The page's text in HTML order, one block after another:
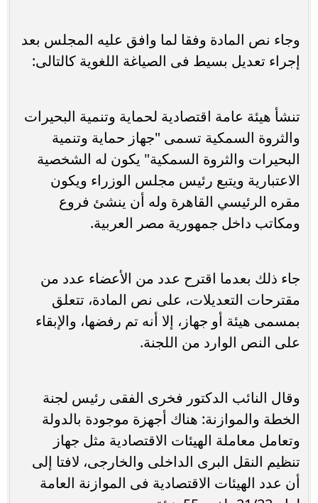
وجاء نص المادة وفقا لما وافق عليه المجلس بعد
إجراء تعديل بسيط فى الصياغة اللغوية كالتالى:
تنشأ هيئة عامة اقتصادية لحماية وتنمية البحيرات
والثروة السمكية تسمى "جهاز حماية وتنمية
البحيرات والثروة السمكية" يكون له الشخصية
الاعتبارية ويتبع رئيس مجلس الوزراء ويكون
مقره الرئيسي القاهرة وله أن ينشئ فروع
ومكاتب داخل جمهورية مصر العربية.
جاء ذلك بعدما اقترح عدد من الأعضاء عدد من
مقترحات التعديلات، على نص المادة، تتعلق
بمسمى هيئة أو جهاز، إلا أنه تم رفضها، والإبقاء
على النص الوارد من اللجنة.
وقال النائب الدكتور فخرى الفقى رئيس لجنة
الخطة والموازنة: هناك أجهزة موجودة بالدولة
وتعامل معاملة الهيئات الاقتصادية مثل جهاز
تنظيم النقل البرى الداخلى والخارجى، لافتا إلى
أن عدد الهيئات الاقتصادية فى الموازنة العامة